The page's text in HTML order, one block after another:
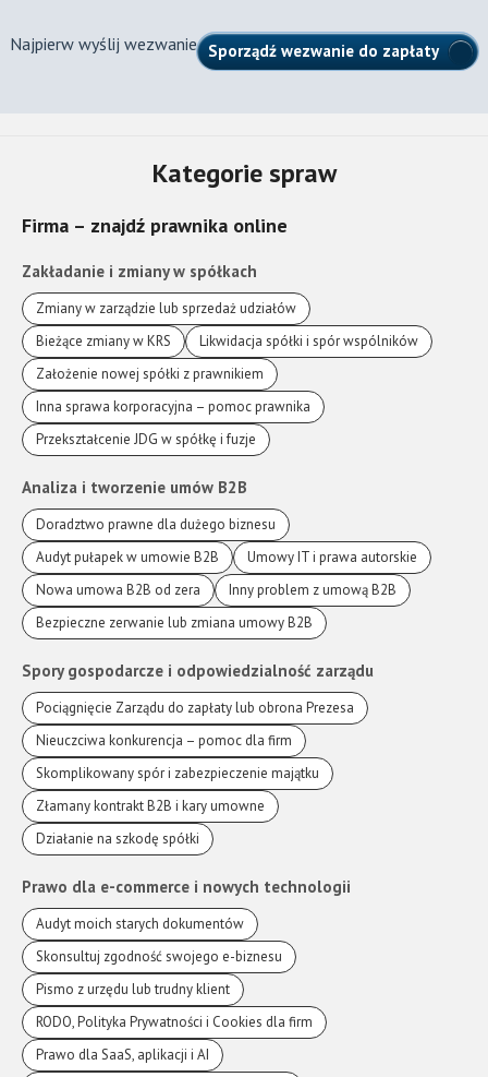
Najpierw wyślij wezwanie Sporządź wezwanie do zapłaty
Kategorie spraw
Firma – znajdź prawnika online
Zakładanie i zmiany w spółkach
Zmiany w zarządzie lub sprzedaż udziałów
Bieżące zmiany w KRS
Likwidacja spółki i spór wspólników
Założenie nowej spółki z prawnikiem
Inna sprawa korporacyjna – pomoc prawnika
Przekształcenie JDG w spółkę i fuzje
Analiza i tworzenie umów B2B
Doradztwo prawne dla dużego biznesu
Audyt pułapek w umowie B2B
Umowy IT i prawa autorskie
Nowa umowa B2B od zera
Inny problem z umową B2B
Bezpieczne zerwanie lub zmiana umowy B2B
Spory gospodarcze i odpowiedzialność zarządu
Pociągnięcie Zarządu do zapłaty lub obrona Prezesa
Nieuczciwa konkurencja – pomoc dla firm
Skomplikowany spór i zabezpieczenie majątku
Złamany kontrakt B2B i kary umowne
Działanie na szkodę spółki
Prawo dla e-commerce i nowych technologii
Audyt moich starych dokumentów
Skonsultuj zgodność swojego e-biznesu
Pismo z urzędu lub trudny klient
RODO, Polityka Prywatności i Cookies dla firm
Prawo dla SaaS, aplikacji i AI